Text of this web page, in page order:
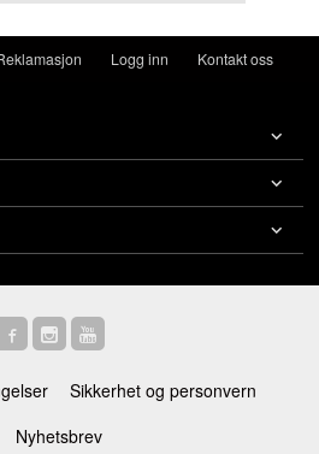
Logg inn Kontakt oss
Sikkerhet og personvern
Nyhetsbrev